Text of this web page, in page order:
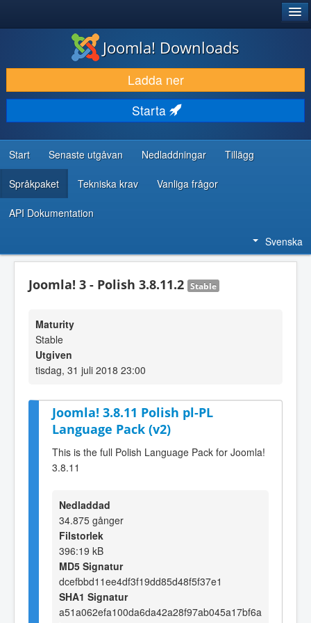
LADDA NER & UTÖKA
UPPTÄCK & LÄR
GEMENSKAP & SUPPORT
RESURSER FÖR UTVECKLARE
Joomla! Downloads
Ladda ner
Starta
Start Senaste utgåvan Nedladdningar Tillägg
Språkpaket Tekniska krav Vanliga frågor
API Dokumentation
Svenska
Joomla! 3 - Polish 3.8.11.2 Stable
Maturity
Stable
Utgiven
tisdag, 31 juli 2018 23:00
Joomla! 3.8.11 Polish pl-PL
Language Pack (v2)
This is the full Polish Language Pack for Joomla!
3.8.11
Nedladdad
34.875 gånger
Filstorlek
396:19 kB
MD5 Signatur
dcefbbd11ee4df3f19dd85d48f5f37e1
SHA1 Signatur
a51a062efa100da6da42a28f97ab045a17bf6a